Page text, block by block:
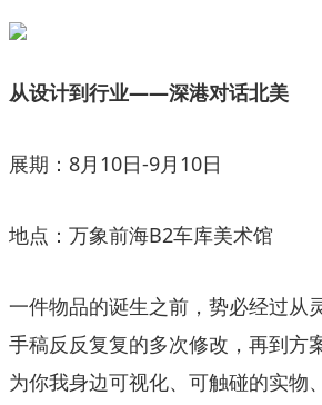
从设计到行业——深港对话北美
展期：8月10日-9月10日
地点：万象前海B2车库美术馆
一件物品的诞生之前，势必经过从
手稿反反复复的多次修改，再到方
为你我身边可视化、可触碰的实物